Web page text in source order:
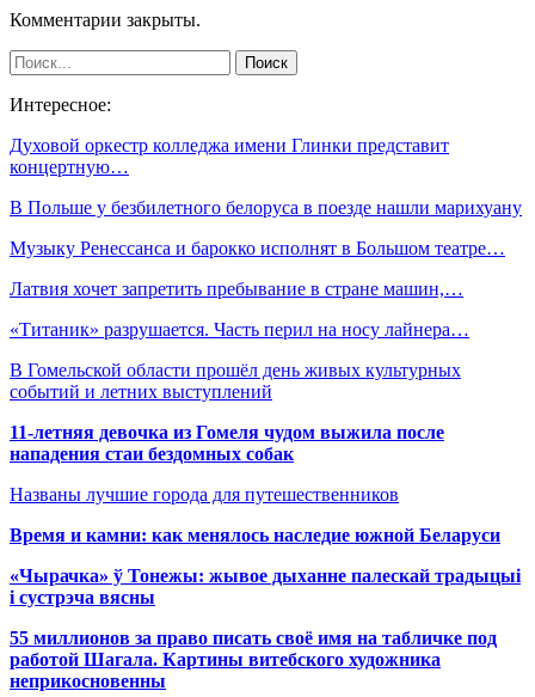
Комментарии закрыты.
Интересное:
Духовой оркестр колледжа имени Глинки представит
концертную…
В Польше у безбилетного белоруса в поезде нашли марихуану
Музыку Ренессанса и барокко исполнят в Большом театре…
Латвия хочет запретить пребывание в стране машин,…
«Титаник» разрушается. Часть перил на носу лайнера…
В Гомельской области прошёл день живых культурных
событий и летних выступлений
11-летняя девочка из Гомеля чудом выжила после
нападения стаи бездомных собак
Названы лучшие города для путешественников
Время и камни: как менялось наследие южной Беларуси
«Чырачка» ў Тонежы: жывое дыханне палескай традыцыі
і сустрэча вясны
55 миллионов за право писать своё имя на табличке под
работой Шагала. Картины витебского художника
неприкосновенны